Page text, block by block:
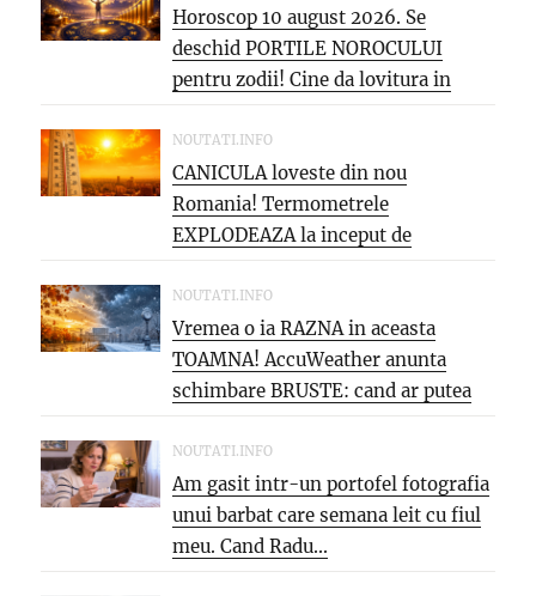
Horoscop 10 august 2026. Se
deschid PORTILE NOROCULUI
pentru zodii! Cine da lovitura in
cariera...
NOUTATI.INFO
CANICULA loveste din nou
Romania! Termometrele
EXPLODEAZA la inceput de
saptamana: aproape 40°C si
PARJOL...
NOUTATI.INFO
Vremea o ia RAZNA in aceasta
TOAMNA! AccuWeather anunta
schimbare BRUSTE: cand ar putea
veni...
NOUTATI.INFO
Am gasit intr-un portofel fotografia
unui barbat care semana leit cu fiul
meu. Cand Radu...